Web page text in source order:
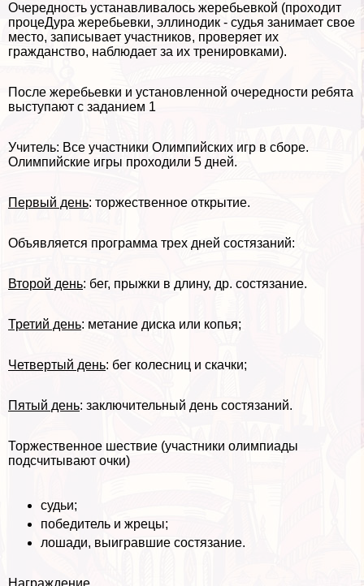
Очередность устанавливалось жеребьевкой (проходит
процеДypa жеребьевки, эллинодик - судья занимает свое
место, записывает участников, проверяет их
гражданство, наблюдает за их тренировками).
После жеребьевки и установленной очередности ребята
выступают с заданием 1
Учитель: Все участники Олимпийских игр в сборе.
Олимпийские игры проходили 5 дней.
Первый день: торжественное открытие.
Объявляется программа трех дней состязаний:
Второй день: бег, прыжки в длину, др. состязание.
Третий день: метание диска или копья;
Четвертый день: бег колесниц и скачки;
Пятый день: заключительный день состязаний.
Торжественное шествие (участники олимпиады
подсчитывают очки)
судьи;
победитель и жрецы;
лошади, выигравшие состязание.